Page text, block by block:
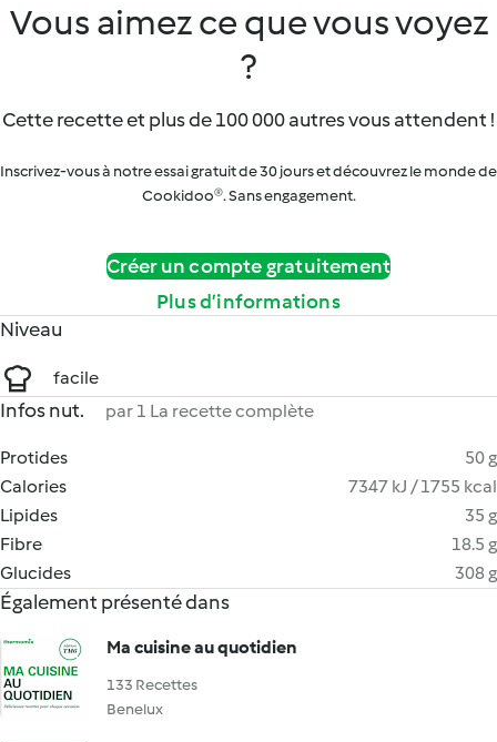
Vous aimez ce que vous voyez
?
Cette recette et plus de 100 000 autres vous attendent !
Inscrivez-vous à notre essai gratuit de 30 jours et découvrez le monde de
Cookidoo®. Sans engagement.
Créer un compte gratuitement
Plus d’informations
Niveau
facile
Infos nut. par 1 La recette complète
Protides
50 g
Calories
7347 kJ / 1755 kcal
Lipides
35 g
Fibre
18.5 g
Glucides
308 g
Également présenté dans
Ma cuisine au quotidien
133 Recettes
Benelux